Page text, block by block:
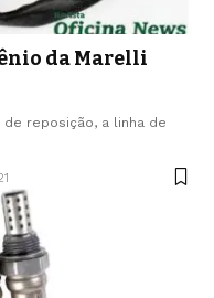
da Marelli
reposição, a linha de